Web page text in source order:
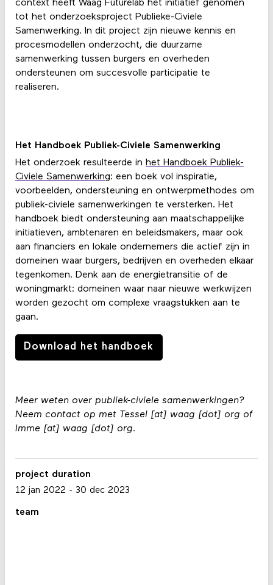
context heeft Waag Futurelab het initiatief genomen
tot het onderzoeksproject Publieke-Civiele
Samenwerking. In dit project zijn nieuwe kennis en
procesmodellen onderzocht, die duurzame
samenwerking tussen burgers en overheden
ondersteunen om succesvolle participatie te
realiseren.
Het Handboek Publiek-Civiele Samenwerking
Het onderzoek resulteerde in het Handboek Publiek-
Civiele Samenwerking: een boek vol inspiratie,
voorbeelden, ondersteuning en ontwerpmethodes om
publiek-civiele samenwerkingen te versterken. Het
handboek biedt ondersteuning aan maatschappelijke
initiatieven, ambtenaren en beleidsmakers, maar ook
aan financiers en lokale ondernemers die actief zijn in
domeinen waar burgers, bedrijven en overheden elkaar
tegenkomen. Denk aan de energietransitie of de
woningmarkt: domeinen waar naar nieuwe werkwijzen
worden gezocht om complexe vraagstukken aan te
gaan.
Download het handboek
Meer weten over publiek-civiele samenwerkingen?
Neem contact op met Tessel [at] waag [dot] org of
Imme [at] waag [dot] org.
project duration
12 jan 2022 - 30 dec 2023
team